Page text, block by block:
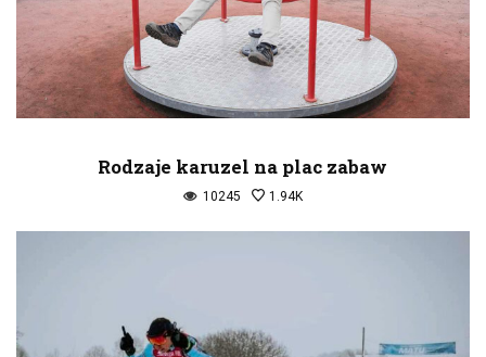
Rodzaje karuzel na plac zabaw
10245 1.94K